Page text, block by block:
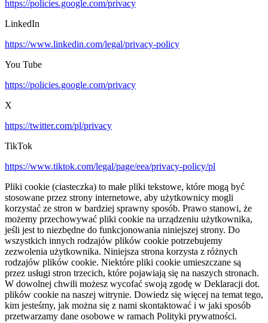
https://policies.google.com/privacy
LinkedIn
https://www.linkedin.com/legal/privacy-policy
You Tube
https://policies.google.com/privacy
X
https://twitter.com/pl/privacy
TikTok
https://www.tiktok.com/legal/page/eea/privacy-policy/pl
Pliki cookie (ciasteczka) to małe pliki tekstowe, które mogą być
stosowane przez strony internetowe, aby użytkownicy mogli
korzystać ze stron w bardziej sprawny sposób. Prawo stanowi, że
możemy przechowywać pliki cookie na urządzeniu użytkownika,
jeśli jest to niezbędne do funkcjonowania niniejszej strony. Do
wszystkich innych rodzajów plików cookie potrzebujemy
zezwolenia użytkownika. Niniejsza strona korzysta z różnych
rodzajów plików cookie. Niektóre pliki cookie umieszczane są
przez usługi stron trzecich, które pojawiają się na naszych stronach.
W dowolnej chwili możesz wycofać swoją zgodę w Deklaracji dot.
plików cookie na naszej witrynie. Dowiedz się więcej na temat tego,
kim jesteśmy, jak można się z nami skontaktować i w jaki sposób
przetwarzamy dane osobowe w ramach Polityki prywatności.